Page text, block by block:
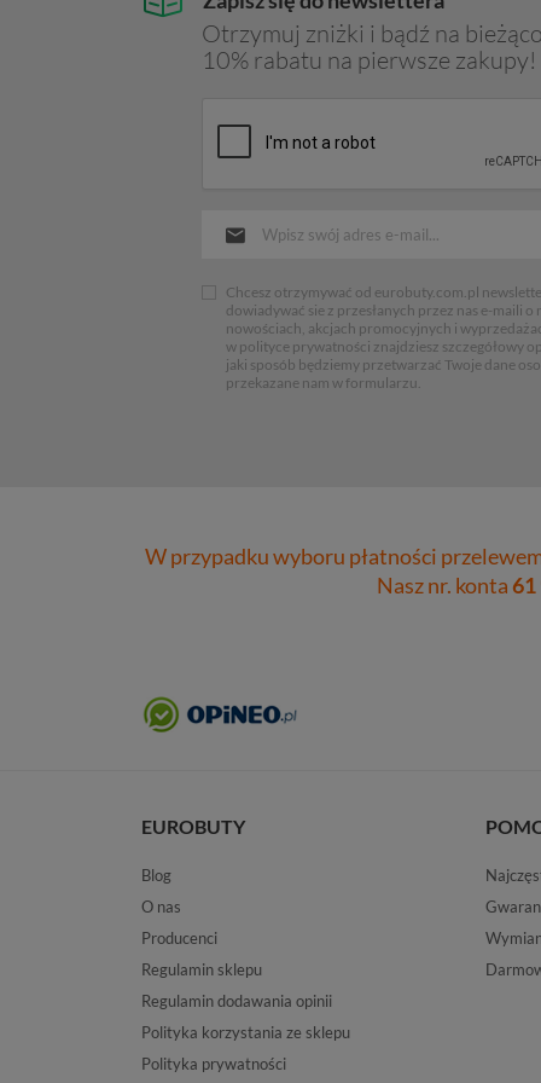
Otrzymuj zniżki i bądź na
10% rabatu na pierwsze zakupy!
Chcesz otrzymywać od eurobuty.com.pl
dowiadywać sie z przesłanych przez nas e-maili o
nowościach, akcjach promocyjnych i
w polityce prywatności znajdziesz szczegółowy
jaki sposób będziemy przetwarzać Twoje dane
przekazane nam w formularzu.
W przypadku wyboru płatności
Nasz nr. konta61
EUROBUTY
Blog
O nas
Producenci
Regulamin sklepu
Regulamin dodawania opinii
Polityka korzystania ze sklepu
Polityka prywatności